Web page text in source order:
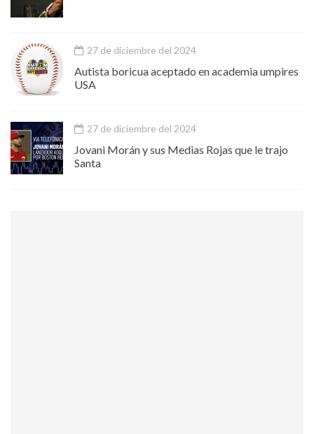
27 de diciembre del 2024
Autista boricua aceptado en academia umpires
USA
27 de diciembre del 2024
Jovani Morán y sus Medias Rojas que le trajo
Santa